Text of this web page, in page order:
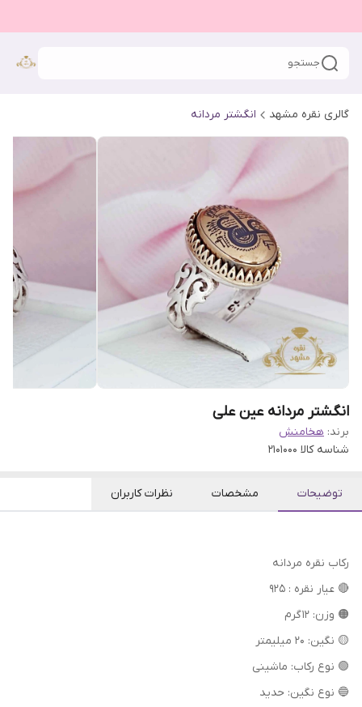
جستجو
گالری نقره مشهد انگشتر مردانه
انگشتر مردانه عین علی
برند: هخامنش
شناسه کالا 2101000
توضیحات مشخصات نظرات کاربران
رکاب نقره مردانه
🔴 عیار نقره : 925
🟠 وزن: 12 گرم
🟡 نگین: 20 میلیمتر
🟢 نوع رکاب: ماشینی
🔵 نوع نگین: حدید